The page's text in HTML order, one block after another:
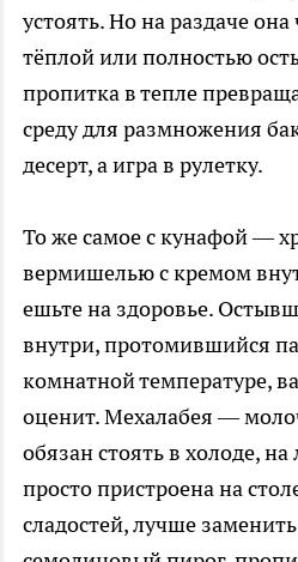
устоять. Но на раздаче она
тёплой или полностью
пропитка в тепле
среду для размножения
десерт, а игра в рулетку.
То же самое с кунафой —
вермишелью с кремом
ешьте на здоровье.
внутри, протомившийся
комнатной температуре,
оценит. Мехалабея —
обязан стоять в холоде, на
просто пристроена на
сладостей, лучше